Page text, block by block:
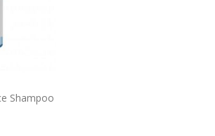
Shampoo